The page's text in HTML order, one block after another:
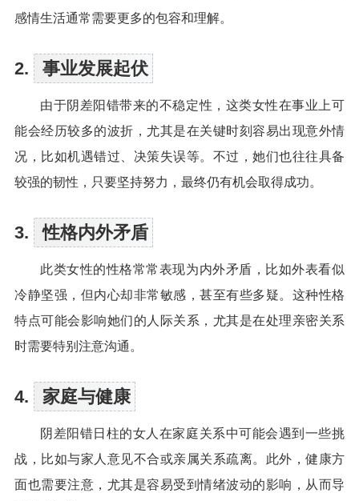
感情生活通常需要更多的包容和理解。
2. 事业发展起伏
由于阴差阳错带来的不稳定性，这类女性在事业上可
能会经历较多的波折，尤其是在关键时刻容易出现意外情
况，比如机遇错过、决策失误等。不过，她们也往往具备
较强的韧性，只要坚持努力，最终仍有机会取得成功。
3. 性格内外矛盾
此类女性的性格常常表现为内外矛盾，比如外表看似
冷静坚强，但内心却非常敏感，甚至有些多疑。这种性格
特点可能会影响她们的人际关系，尤其是在处理亲密关系
时需要特别注意沟通。
4. 家庭与健康
阴差阳错日柱的女人在家庭关系中可能会遇到一些挑
战，比如与家人意见不合或亲属关系疏离。此外，健康方
面也需要注意，尤其是容易受到情绪波动的影响，从而导